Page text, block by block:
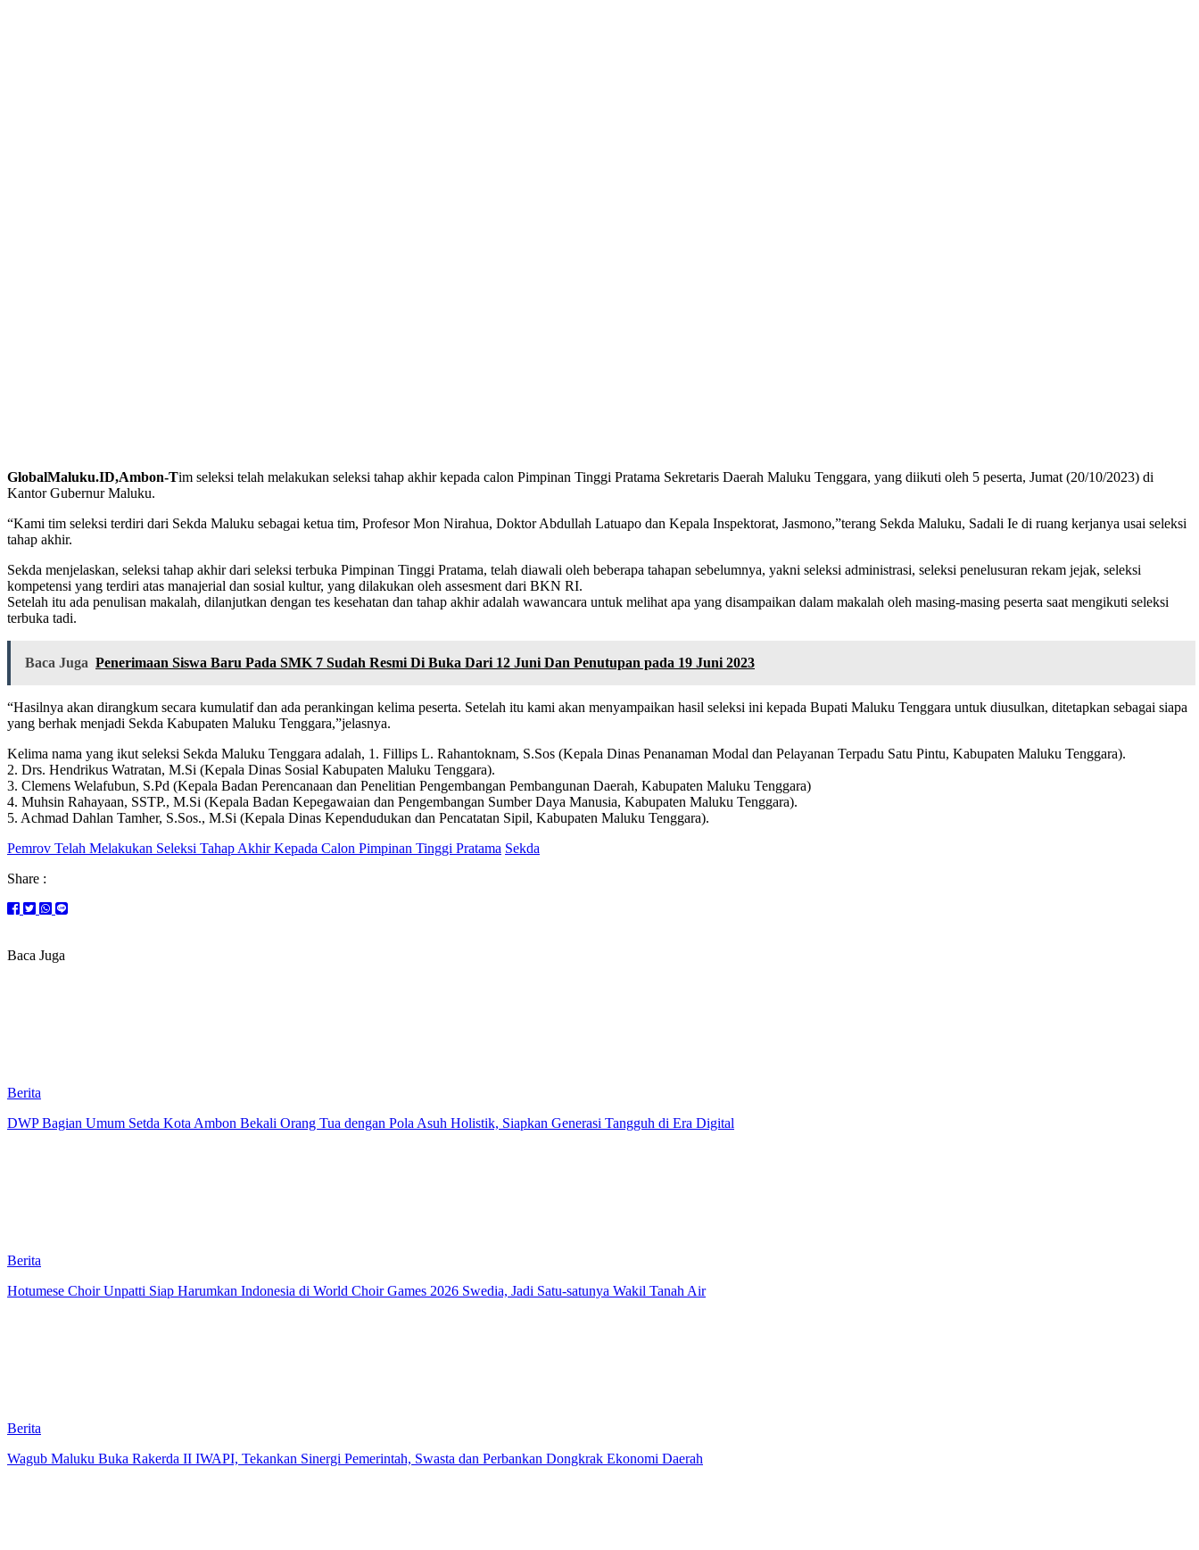
GlobalMaluku.ID,Ambon-Tim seleksi telah melakukan seleksi tahap akhir kepada calon Pimpinan Tinggi Pratama Sekretaris Daerah Maluku Tenggara, yang diikuti oleh 5 peserta, Jumat (20/10/2023) di
Kantor Gubernur Maluku.
“Kami tim seleksi terdiri dari Sekda Maluku sebagai ketua tim, Profesor Mon Nirahua, Doktor Abdullah Latuapo dan Kepala Inspektorat, Jasmono,”terang Sekda Maluku, Sadali Ie di ruang kerjanya usai seleksi
tahap akhir.
Sekda menjelaskan, seleksi tahap akhir dari seleksi terbuka Pimpinan Tinggi Pratama, telah diawali oleh beberapa tahapan sebelumnya, yakni seleksi administrasi, seleksi penelusuran rekam jejak, seleksi
kompetensi yang terdiri atas manajerial dan sosial kultur, yang dilakukan oleh assesment dari BKN RI.
Setelah itu ada penulisan makalah, dilanjutkan dengan tes kesehatan dan tahap akhir adalah wawancara untuk melihat apa yang disampaikan dalam makalah oleh masing-masing peserta saat mengikuti seleksi
terbuka tadi.
Baca Juga Penerimaan Siswa Baru Pada SMK 7 Sudah Resmi Di Buka Dari 12 Juni Dan Penutupan pada 19 Juni 2023
“Hasilnya akan dirangkum secara kumulatif dan ada perankingan kelima peserta. Setelah itu kami akan menyampaikan hasil seleksi ini kepada Bupati Maluku Tenggara untuk diusulkan, ditetapkan sebagai siapa
yang berhak menjadi Sekda Kabupaten Maluku Tenggara,”jelasnya.
Kelima nama yang ikut seleksi Sekda Maluku Tenggara adalah, 1. Fillips L. Rahantoknam, S.Sos (Kepala Dinas Penanaman Modal dan Pelayanan Terpadu Satu Pintu, Kabupaten Maluku Tenggara).
2. Drs. Hendrikus Watratan, M.Si (Kepala Dinas Sosial Kabupaten Maluku Tenggara).
3. Clemens Welafubun, S.Pd (Kepala Badan Perencanaan dan Penelitian Pengembangan Pembangunan Daerah, Kabupaten Maluku Tenggara)
4. Muhsin Rahayaan, SSTP., M.Si (Kepala Badan Kepegawaian dan Pengembangan Sumber Daya Manusia, Kabupaten Maluku Tenggara).
5. Achmad Dahlan Tamher, S.Sos., M.Si (Kepala Dinas Kependudukan dan Pencatatan Sipil, Kabupaten Maluku Tenggara).
Pemrov Telah Melakukan Seleksi Tahap Akhir Kepada Calon Pimpinan Tinggi Pratama Sekda
Share :
Baca Juga
Berita
DWP Bagian Umum Setda Kota Ambon Bekali Orang Tua dengan Pola Asuh Holistik, Siapkan Generasi Tangguh di Era Digital
Berita
Hotumese Choir Unpatti Siap Harumkan Indonesia di World Choir Games 2026 Swedia, Jadi Satu-satunya Wakil Tanah Air
Berita
Wagub Maluku Buka Rakerda II IWAPI, Tekankan Sinergi Pemerintah, Swasta dan Perbankan Dongkrak Ekonomi Daerah